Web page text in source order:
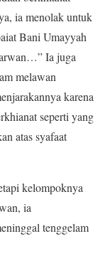
ia menolak untuk
Bani Umayyah
Ia juga
melawan
karena
seperti yang
atas syafaat
kelompoknya
ia
tenggelam